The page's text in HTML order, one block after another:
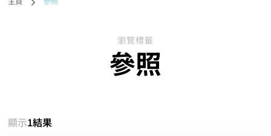
N1合格
瀏覽標籤
參照
顯示1結果